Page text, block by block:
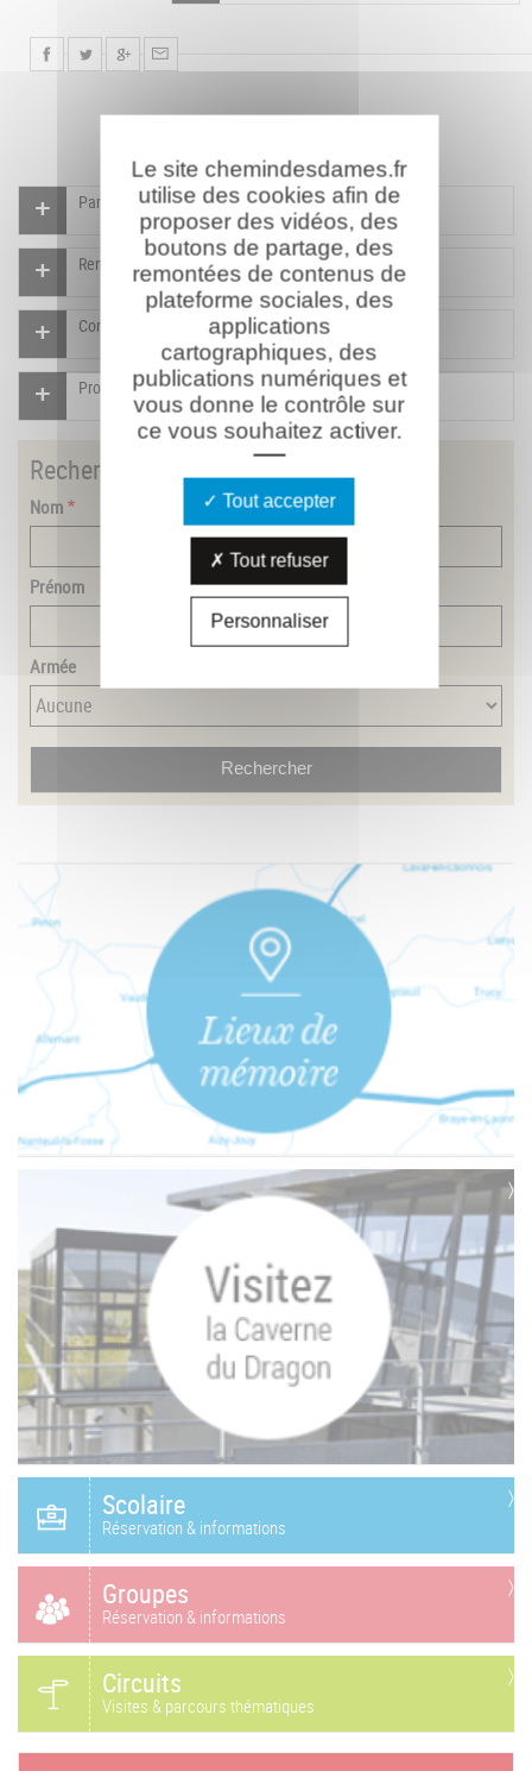
Participer à l'indexation du Mémorial virtuel
Rendre un hommage pour ce combattant
Compléter la fiche pour ce combattant
Proposer un document pour ce combattant
Rechercher un combattant
Nom
Prénom
Armée
Scolaire
Réservation & informations
Groupes
Réservation & informations
Circuits
Visites & parcours thématiques
Le site chemindesdames.fr
utilise des cookies afin de
proposer des vidéos, des
boutons de partage, des
remontées de contenus de
plateforme sociales, des
applications
cartographiques, des
publications numériques et
vous donne le contrôle sur
ce vous souhaitez activer.
Tout accepter
Tout refuser
Personnaliser